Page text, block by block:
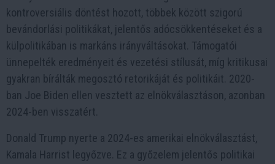
kontroversiális döntést hozott, többek között szigorú
bevándorlási politikákat, jelentős adócsökkentéseket és a
külpolitikában is markáns irányváltásokat. Támogatói
ünnepelték eredményeit és vezetési stílusát, míg kritikusai
gyakran bírálták megosztó retorikáját és politikáit. 2020-
ban Joe Biden ellen vesztett az elnökválasztáson, azonban
2024-ben visszatért.
Donald Trump nyerte a 2024-es amerikai elnökválasztást,
Kamala Harrist legyőzve. Ez a győzelem jelentős politikai